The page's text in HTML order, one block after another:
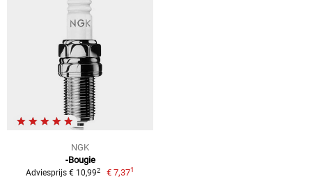
NGK
-Bougie
Adviesprijs € 10,992 € 7,371